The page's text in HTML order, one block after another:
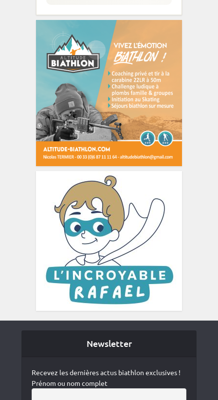
Newsletter
Recevez les dernières actus biathlon exclusives !
Prénom ou nom complet